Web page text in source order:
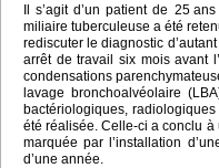
Il s’agit d’un patient de 25
miliaire tuberculeuse a été
rediscuter le diagnostic
arrêt de travail six mois avant
condensations
lavage bronchoalvéolaire
bactériologiques,
été réalisée. Celle-ci a conclu à
marquée par l’installation
d’une année.